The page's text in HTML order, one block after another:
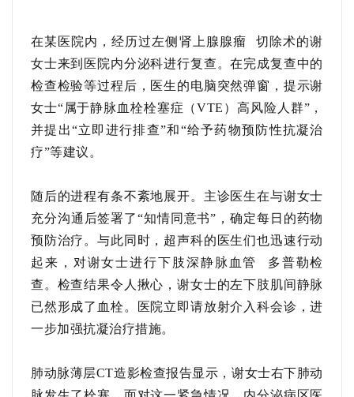
在某医院内，经历过左侧 肾上腺腺瘤
切除术的谢
女士来到医院内分泌科进行复查。在完成复查中的
检查检验等过程后，医生的电脑突然弹窗，提示谢
女士“属于静脉血栓栓塞症（VTE）高风险人群”，
并提出“立即进行排查”和“给予药物预防性抗凝治
疗”等建议。
随后的进程有条不紊地展开。 主诊医生在与谢女士
充分沟通后签署了“知情同意书”，确定每日的药物
预防治疗。与此同时，超声科的医生们也迅速行动
起来，对谢女士进行下肢深静脉血管
多普勒检
查。检查结果令人揪心，谢女士的左下肢肌间静脉
已然形成了血栓。医院立即请放射介入科会诊，进
一步加强抗凝治疗措施。
肺动脉薄层CT造影检查报告显示，谢女士右下肺动